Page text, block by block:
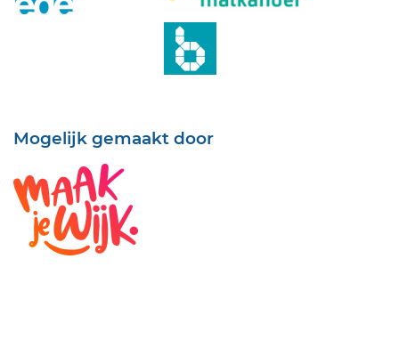
Mogelijk gemaakt door